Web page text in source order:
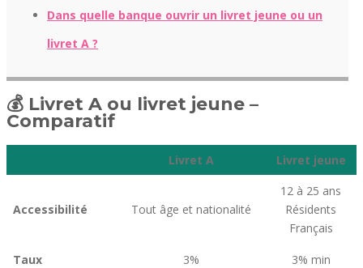
Dans quelle banque ouvrir un livret jeune ou un
livret A ?
💰 Livret A ou livret jeune –
Comparatif
Livret A Livret jeune
Accessibilité Tout âge et nationalité
12 à 25 ans
Résidents
Français
Taux 3% 3% min